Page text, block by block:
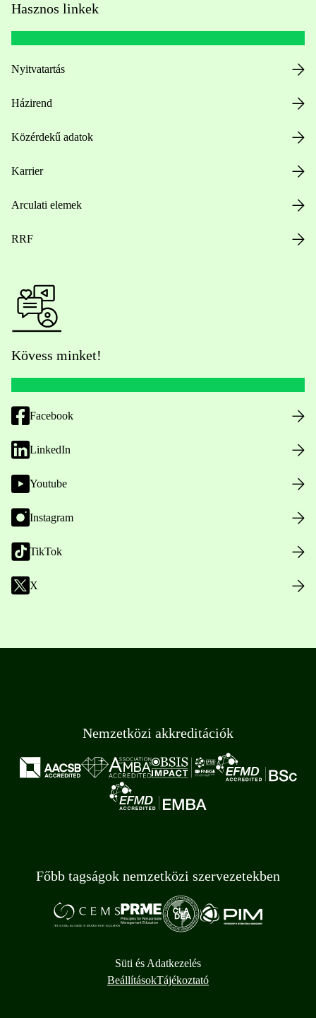
Hasznos linkek
Nyitvatartás
Házirend
Közérdekű adatok
Karrier
Arculati elemek
RRF
Kövess minket!
Facebook
LinkedIn
Youtube
Instagram
TikTok
X
Nemzetközi akkreditációk
Főbb tagságok nemzetközi szervezetekben
Süti és Adatkezelés
BeállításokTájékoztató